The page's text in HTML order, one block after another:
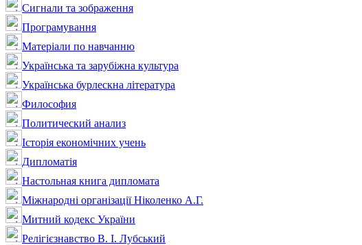
Сигнали та зображення
Програмування
Матеріали по навчанню
Українська та зарубіжна культура
Українська бурлескна література
Философия
Политический анализ
Історія економічних учень
Дипломатія
Настольная книга дипломата
Міжнародні організації Ніколенко А.Г.
Митний кодекс України
Релігієзнавство В. І. Лубський